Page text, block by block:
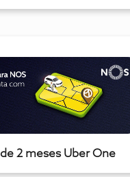
2 meses Uber One